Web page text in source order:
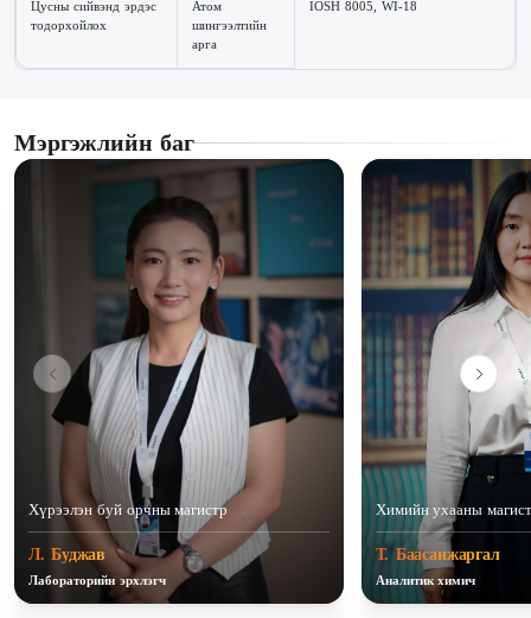
Цусны сийвэнд эрдэс
тодорхойлох
Атом
шингээлтийн
арга
IOSH 8005, WI-18
Мэргэжлийн баг
Л. Буджав
Лабораторийн эрхлэгч
Хүрээлэн буй орчны магистр
Т. Баасанжаргал
Аналитик химич
Химийн ухааны